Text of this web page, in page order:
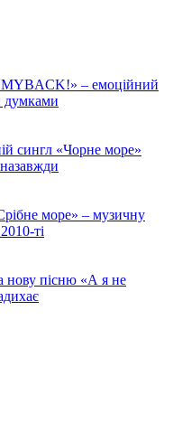
– емоційний
думками
сингл «Чорне море»
море» – музичну
ті
нову пісню «А я не